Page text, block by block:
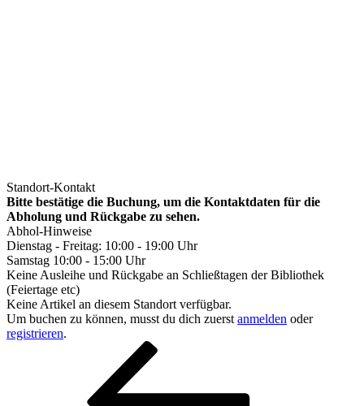
Standort-Kontakt
Bitte bestätige die Buchung, um die Kontaktdaten für die
Abholung und Rückgabe zu sehen.
Abhol-Hinweise
Dienstag - Freitag: 10:00 - 19:00 Uhr
Samstag 10:00 - 15:00 Uhr
Keine Ausleihe und Rückgabe an Schließtagen der Bibliothek
(Feiertage etc)
Keine Artikel an diesem Standort verfügbar.
Um buchen zu können, musst du dich zuerst anmelden oder
registrieren.
Beitragsnavigation